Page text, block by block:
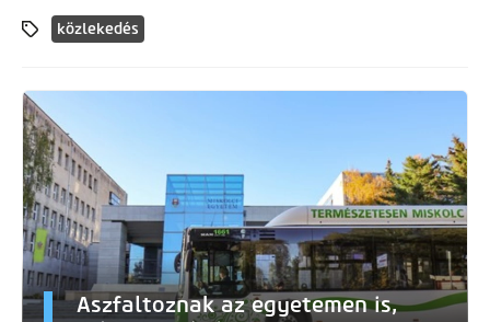
közlekedés
Aszfaltoznak az egyetemen is,